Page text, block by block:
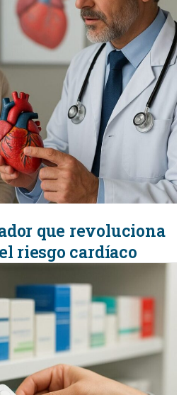
que revoluciona
riesgo cardíaco